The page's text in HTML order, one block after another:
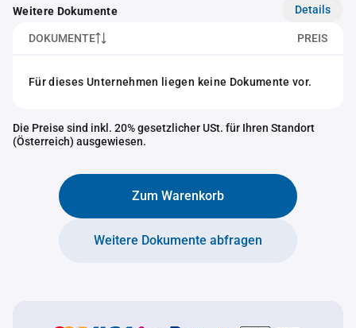
Weitere Dokumente Details
DOKUMENTE PREIS
Für dieses Unternehmen liegen keine Dokumente vor.
Die Preise sind inkl. 20% gesetzlicher USt. für Ihren Standort
(Österreich) ausgewiesen.
Zum Warenkorb
Weitere Dokumente abfragen